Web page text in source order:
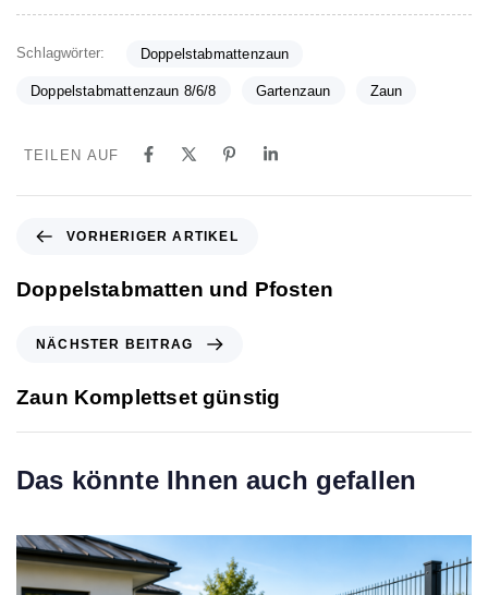
Schlagwörter: Doppelstabmattenzaun
Doppelstabmattenzaun 8/6/8 Gartenzaun Zaun
TEILEN AUF
r
h
g
e
A
t
i
k
VORHERIGER ARTIKEL
Doppelstabmatten und Pfosten
c
h
s
e
B
e
i
NÄCHSTER BEITRAG
Zaun Komplettset günstig
Das könnte Ihnen auch gefallen